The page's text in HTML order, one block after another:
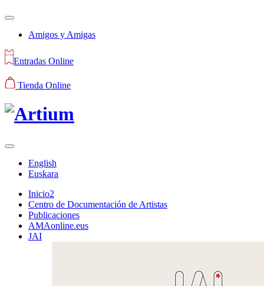
Amigos y Amigas
Entradas Online
Tienda Online
English
Euskara
Inicio2
Centro de Documentación de Artistas
Publicaciones
AMAonline.eus
JAI